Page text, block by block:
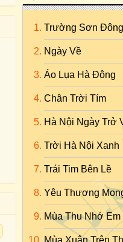
Trường Sơn
Ngày Về
Áo Lụa Hà Đông
Chân Trời Tím
Hà Nội Ngày Trở
Trời Hà Nội Xanh
Trái Tim Bên Lề
Yêu Thương
Mùa Thu Nhớ Em
Mùa Xuân Trên